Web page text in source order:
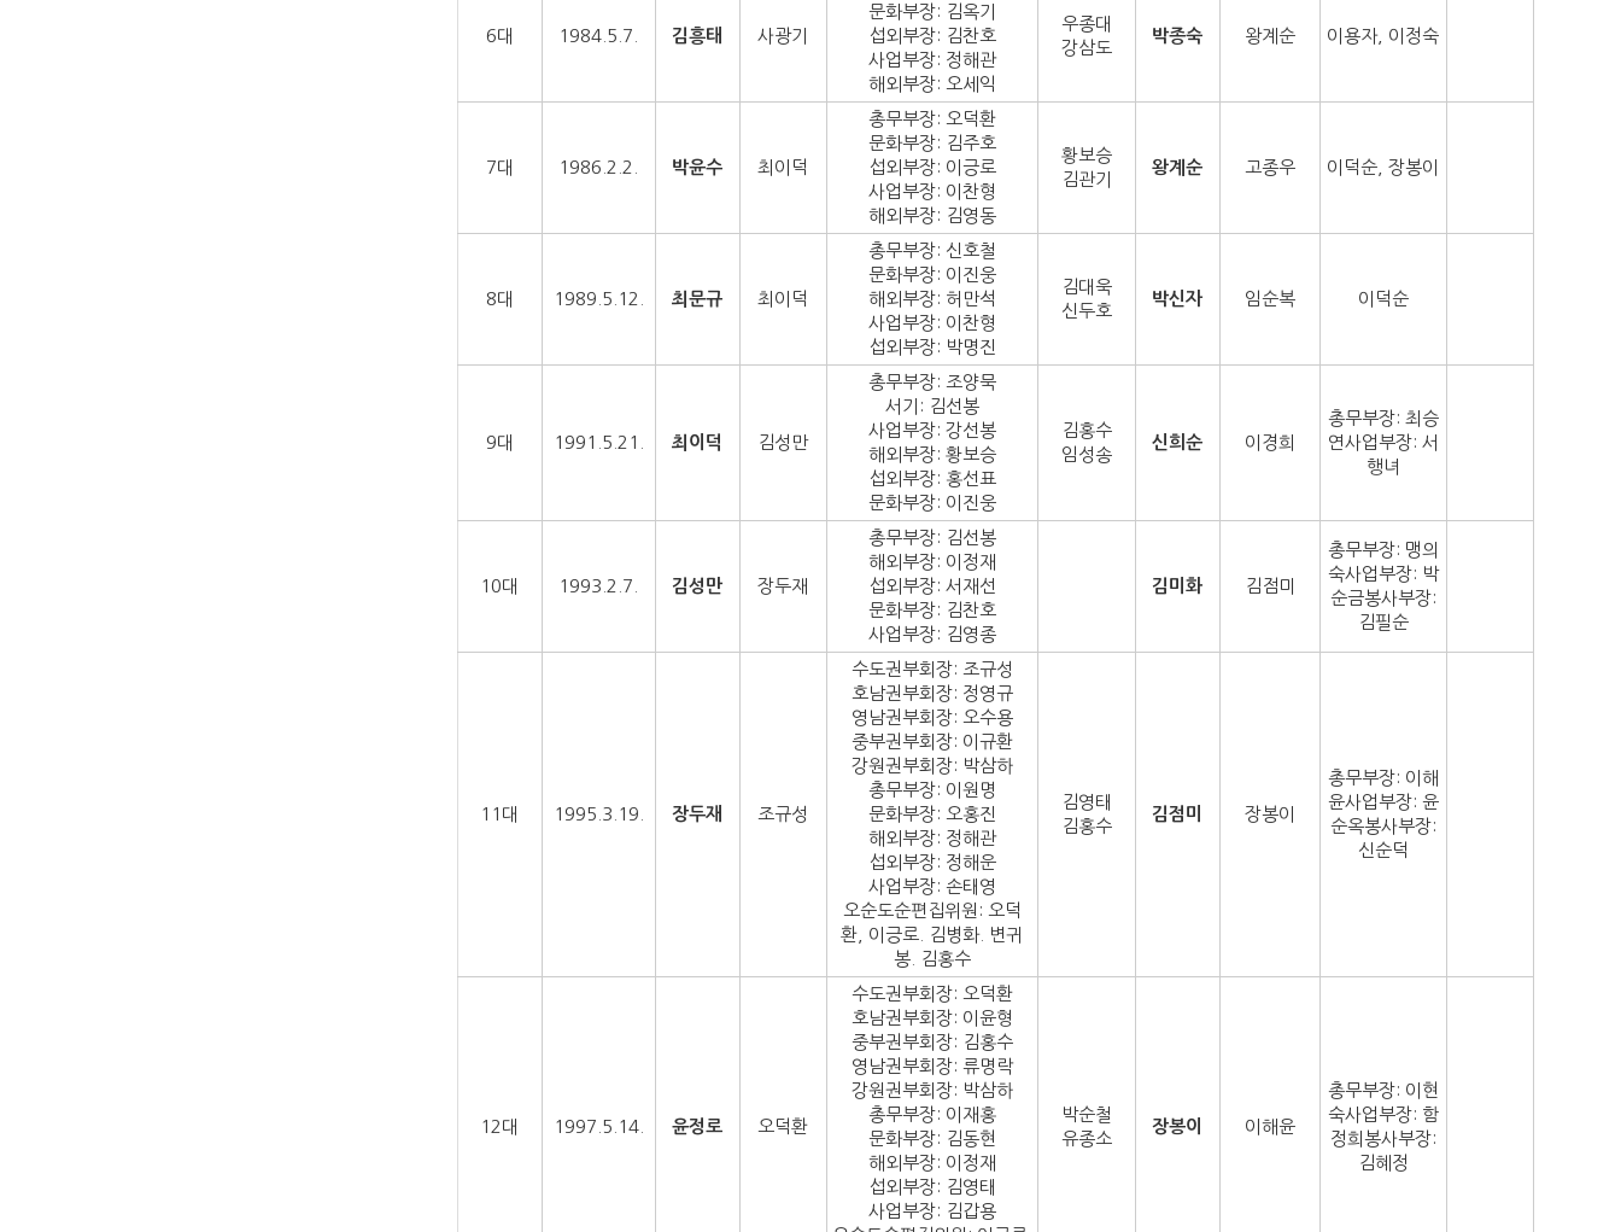
6대 1984.5.7. 김흥태 사광기
문화부장: 김옥기
섭외부장: 김찬호
사업부장: 정해관
해외부장: 오세익
우종대
강삼도
박종숙 왕계순 이용자, 이정숙
7대 1986.2.2. 박윤수 최이덕
총무부장: 오덕환
문화부장: 김주호
섭외부장: 이긍로
사업부장: 이찬형
해외부장: 김영동
황보승
김관기
왕계순 고종우 이덕순, 장봉이
8대 1989.5.12. 최문규 최이덕
총무부장: 신호철
문화부장: 이진웅
해외부장: 허만석
사업부장: 이찬형
섭외부장: 박명진
김대욱
신두호
박신자 임순복 이덕순
9대 1991.5.21. 최이덕 김성만
총무부장: 조양묵
서기: 김선봉
사업부장: 강선봉
해외부장: 황보승
섭외부장: 홍선표
문화부장: 이진웅
김홍수
임성송
신희순 이경희
총무부장: 최승
연사업부장: 서
행녀
10대 1993.2.7. 김성만 장두재
총무부장: 김선봉
해외부장: 이정재
섭외부장: 서재선
문화부장: 김찬호
사업부장: 김영종
김미화 김점미
총무부장: 맹의
숙사업부장: 박
순금봉사부장:
김필순
11대 1995.3.19. 장두재 조규성
수도권부회장: 조규성
호남권부회장: 정영규
영남권부회장: 오수용
중부권부회장: 이규환
강원권부회장: 박삼하
총무부장: 이원명
문화부장: 오홍진
해외부장: 정해관
섭외부장: 정해운
사업부장: 손태영
오순도순편집위원: 오덕
환, 이긍로. 김병화. 변귀
봉. 김홍수
김영태
김홍수
김점미 장봉이
총무부장: 이해
윤사업부장: 윤
순옥봉사부장:
신순덕
12대 1997.5.14. 윤정로 오덕환
수도권부회장: 오덕환
호남권부회장: 이윤형
중부권부회장: 김홍수
영남권부회장: 류명락
강원권부회장: 박삼하
총무부장: 이재홍
문화부장: 김동현
해외부장: 이정재
섭외부장: 김영태
사업부장: 김갑용
박순철
유종소
장봉이 이해윤
총무부장: 이현
숙사업부장: 함
정희봉사부장:
김혜정